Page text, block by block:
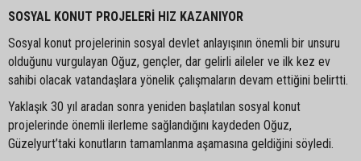
SOSYAL KONUT PROJELERİ HIZ KAZANIYOR
Sosyal konut projelerinin sosyal devlet anlayışının önemli bir unsuru
olduğunu vurgulayan Oğuz, gençler, dar gelirli aileler ve ilk kez ev
sahibi olacak vatandaşlara yönelik çalışmaların devam ettiğini belirtti.
Yaklaşık 30 yıl aradan sonra yeniden başlatılan sosyal konut
projelerinde önemli ilerleme sağlandığını kaydeden Oğuz,
Güzelyurt’taki konutların tamamlanma aşamasına geldiğini söyledi.